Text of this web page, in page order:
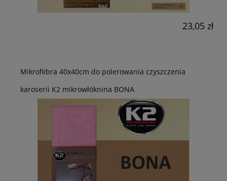
23,05 zł
Mikrofiibra 40x40cm do polerowania czyszczenia
karoserii K2 mikrowłóknina BONA